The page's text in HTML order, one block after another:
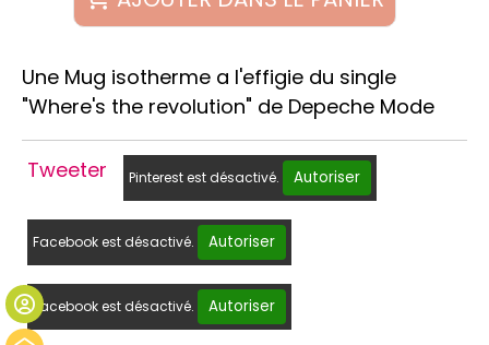
Une Mug isotherme a l'effigie du single
"Where's the revolution" de Depeche Mode
Tweeter Pinterest est désactivé. Autoriser
Facebook est désactivé. Autoriser
Facebook est désactivé. Autoriser